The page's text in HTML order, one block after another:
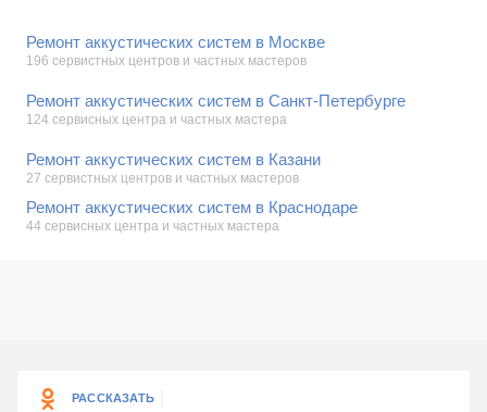
Ремонт аккустических систем в Москве
196 сервистных центров и частных мастеров
Ремонт аккустических систем в Санкт-Петербурге
124 сервисных центра и частных мастера
Ремонт аккустических систем в Казани
27 сервистных центров и частных мастеров
Ремонт аккустических систем в Краснодаре
44 сервисных центра и частных мастера
РАССКАЗАТЬ